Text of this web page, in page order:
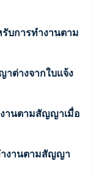
านระบบเศรษฐกิจสำหรับ
บการทำงานตาม
ต่างจากใบแจ้ง
า
านตามสัญญาเมื่อ
ด
ำงานตามสัญญา